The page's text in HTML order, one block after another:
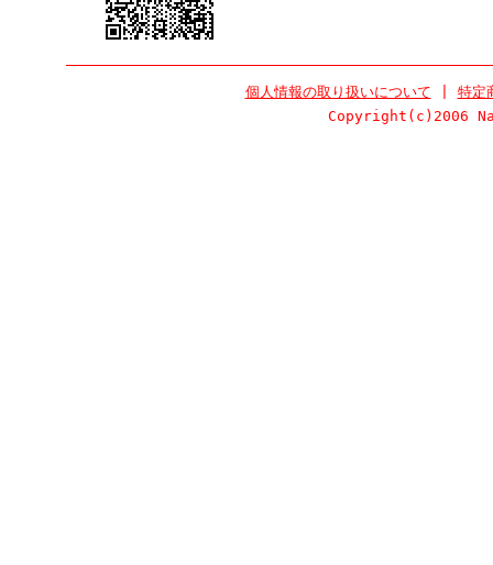
個人情報の取り扱いについて
特定
Copyright(c)2006